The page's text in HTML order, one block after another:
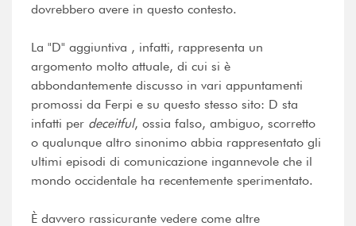
dovrebbero avere in questo contesto.
La "D" aggiuntiva , infatti, rappresenta un
argomento molto attuale, di cui si è
abbondantemente discusso in vari appuntamenti
promossi da Ferpi e su questo stesso sito: D sta
infatti per deceitful, ossia falso, ambiguo, scorretto
o qualunque altro sinonimo abbia rappresentato gli
ultimi episodi di comunicazione ingannevole che il
mondo occidentale ha recentemente sperimentato.
È davvero rassicurante vedere come altre